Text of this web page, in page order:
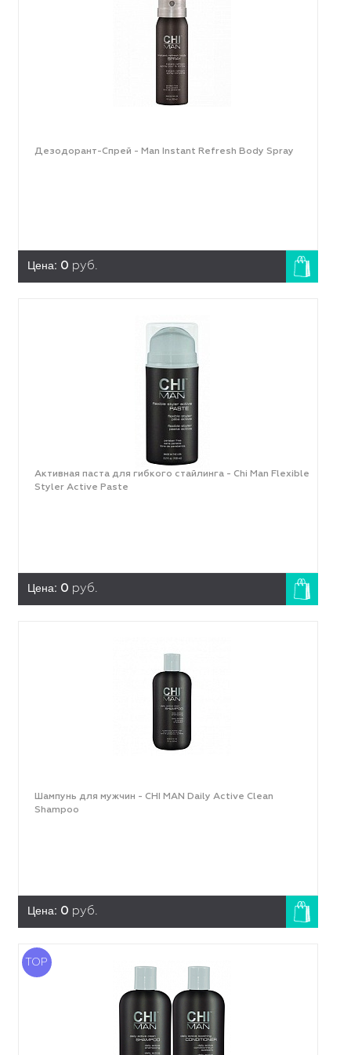
Дезодорант-Спрей - Man Instant Refresh Body Spray
Цена: 0 руб.
Активная паста для гибкого стайлинга - Chi Man Flexible
Styler Active Paste
Цена: 0 руб.
Шампунь для мужчин - CHI MAN Daily Active Clean
Shampoo
Цена: 0 руб.
TOP